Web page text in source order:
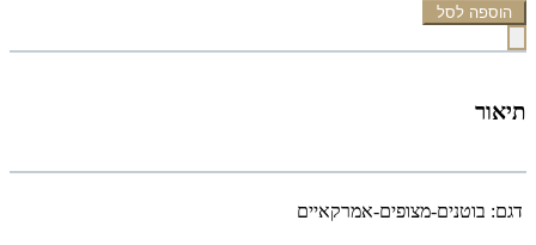
הוספה לסל
תיאור
דגם: בוטנים-מצופים-אמרקאיים